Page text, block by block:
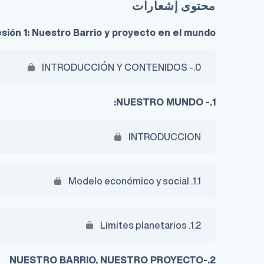
محتوى إشعارات
1: Nuestro Barrio y proyecto en el mundo.
0.- INTRODUCCIÓN Y CONTENIDOS
1.- NUESTRO MUNDO:
INTRODUCCION
1.1. Modelo económico y social
1.2. Límites planetarios
2.-NUESTRO BARRIO, NUESTRO PROYECTO